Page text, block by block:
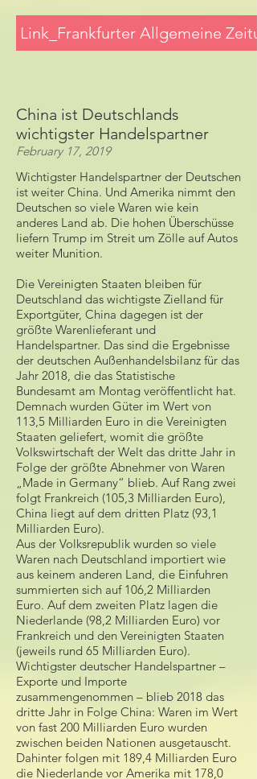
Link_Frankfurter Allgemeine
China ist Deutschlands
wichtigster Handelspartner
February 17, 2019
Wichtigster Handelspartner der Deutschen
ist weiter China. Und Amerika nimmt den
Deutschen so viele Waren wie kein
anderes Land ab. Die hohen Überschüsse
liefern Trump im Streit um Zölle auf Autos
weiter Munition.
Die Vereinigten Staaten bleiben für
Deutschland das wichtigste Zielland für
Exportgüter, China dagegen ist der
größte Warenlieferant und
Handelspartner. Das sind die Ergebnisse
der deutschen Außenhandelsbilanz für das
Jahr 2018, die das Statistische
Bundesamt am Montag veröffentlicht hat.
Demnach wurden Güter im Wert von
113,5 Milliarden Euro in die Vereinigten
Staaten geliefert, womit die größte
Volkswirtschaft der Welt das dritte Jahr in
Folge der größte Abnehmer von Waren
„Made in Germany“ blieb. Auf Rang zwei
folgt Frankreich (105,3 Milliarden Euro),
China liegt auf dem dritten Platz (93,1
Milliarden Euro).
Aus der Volksrepublik wurden so viele
Waren nach Deutschland importiert wie
aus keinem anderen Land, die Einfuhren
summierten sich auf 106,2 Milliarden
Euro. Auf dem zweiten Platz lagen die
Niederlande (98,2 Milliarden Euro) vor
Frankreich und den Vereinigten Staaten
(jeweils rund 65 Milliarden Euro).
Wichtigster deutscher Handelspartner –
Exporte und Importe
zusammengenommen – blieb 2018 das
dritte Jahr in Folge China: Waren im Wert
von fast 200 Milliarden Euro wurden
zwischen beiden Nationen ausgetauscht.
Dahinter folgen mit 189,4 Milliarden Euro
die Niederlande vor Amerika mit 178,0